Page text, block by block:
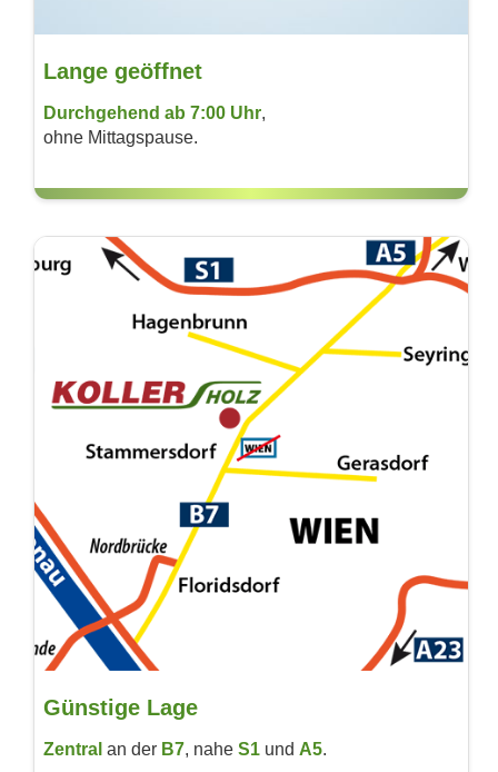
Lange geöffnet
Durchgehend ab 7:00 Uhr,
ohne Mittags­pause.
Günstige Lage
Zentral an der B7, naheS1 und A5.